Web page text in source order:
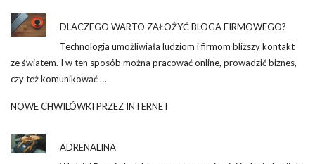
DLACZEGO WARTO ZAŁOŻYĆ BLOGA FIRMOWEGO?
Technologia umożliwiała ludziom i firmom bliższy kontakt
ze światem. I w ten sposób można pracować online, prowadzić biznes,
czy też komunikować …
NOWE CHWILÓWKI PRZEZ INTERNET
ADRENALINA